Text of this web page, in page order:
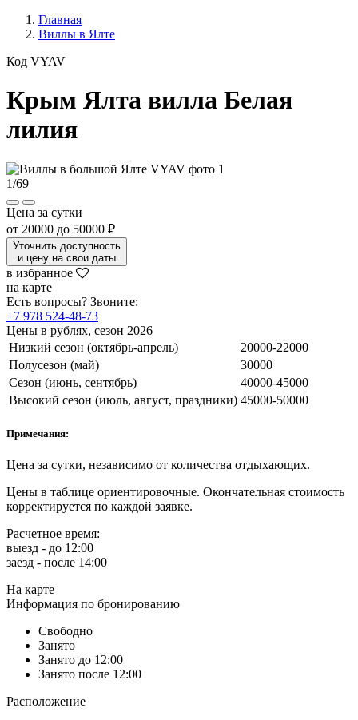
Главная
Виллы в Ялте
Код VYAV
Крым Ялта вилла Белая
лилия
1/69
Цена за сутки
от 20000 до 50000 ₽
Уточнить доступность
и цену на свои даты
в избранное
на карте
Есть вопросы? Звоните:
+7 978 524-48-73
Цены в рублях, сезон 2026
Низкий сезон (октябрь-апрель)
20000-22000
Полусезон (май)
30000
Сезон (июнь, сентябрь)
40000-45000
Высокий сезон (июль, август, праздники) 45000-50000
Примечания:
Цена за сутки, независимо от количества отдыхающих.
Цены в таблице ориентировочные. Окончательная стоимость
корректируется по каждой заявке.
Расчетное время:
выезд - до 12:00
заезд - после 14:00
На карте
Информация по бронированию
Свободно
Занято
Занято до 12:00
Занято после 12:00
Расположение